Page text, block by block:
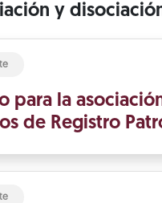
y
para la
de Registro